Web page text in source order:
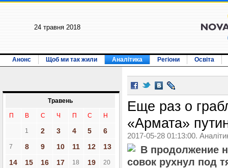
24 травня 2018
Анонс Щоб ми так жили Аналітика Регіони Освіта
Травень
П В С Ч П С Н
1 2 3 4 5 6
7 8 9 10 11 12
13
14
15 16 17 18 19 20
Еще раз о
«Армата»
2017-05-28 01:13:00.
В продолжение
совок рухнул под